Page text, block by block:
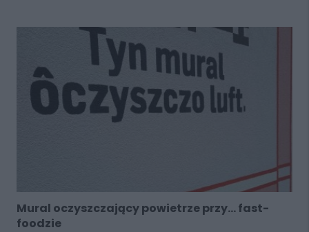
Mural oczyszczający powietrze przy... fast-
foodzie